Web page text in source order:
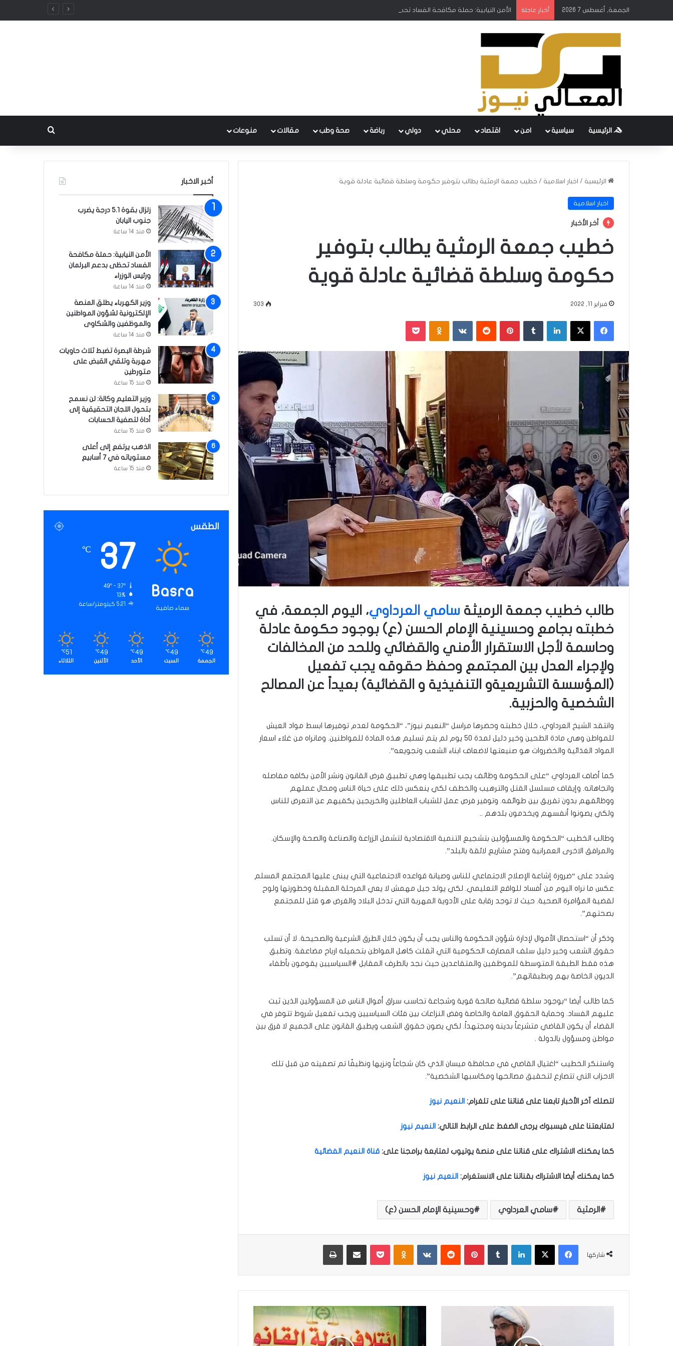
الجمعة, أغسطس 7 2026 أخبار عاجلة الأمن النيابية: حملة مكافحة الفساد تحظى بدعم البرلمان ورئيس الوزراء
الرئيسية سياسية امن اقتصاد محلي دولي رباضة صحة وطب مقالات منوعات
الرئيسية / اخبار اسلامية / خطيب جمعة الرمثية يطالب بتوفير حكومة وسلطة قضائية عادلة قوية
اخبار اسلامية
أخر الأخبار
خطيب جمعة الرمثية يطالب بتوفير
حكومة وسلطة قضائية عادلة قوية
فبراير 11, 2022 303
فيسبوك ‫X لينكدإن بينتيريست ‏VKontakte
طالب خطيب جمعة الرميثة سامي العرداوي، اليوم الجمعة، في
خطبته بجامع وحسينية الإمام الحسن (ع) بوجود حكومة عادلة
وحاسمة لأجل الاستقرار الأمني والقضائي وللحد من المخالفات
ولإجراء العدل بين المجتمع وحفظ حقوقه يجب تفعيل
(المؤسسة التشريعيةو التنفيذية و القضائية) بعيداً عن المصالح
الشخصية والحزبية.
وانتقد الشيخ العرداوي، خلال خطبته وحضرها مراسل “النعيم نيوز”، “الحكومة لعدم توفيرها ابسط مواد العيش
للمواطن وهي مادة الطحين وخير دليل لمدة ٥٠ يوم لم يتم تسليم هذه المادة للمواطنين. ومانراه من غلاء اسعار
المواد الغذائية والخضروات هو صنيعتها لاضعاف ابناء الشعب وتجويعه”.
كما أضاف العرداوي “على الحكومة وظائف يجب تطبيقها وهي تطبيق فرض القانون ونشر الأمن بكافه مفاصله
واتجاهاته. وإيقاف مسلسل القتل والترهيب والخطف لكي ينعكس ذلك على حياة الناس ومحال عملهم
ووظائفهم بدون تفريق بين طوائفه. وتوفير فرص عمل للشباب العاطلين والخريجين يكفيهم عن التعرض للناس
ولكي يصونوا أنفسهم ويخدمون بلدهم ..
وطالب الخطيب “الحكومة والمسؤولين بتشجيع التنمية الاقتصادية لتشمل الزراعة والصناعة والصحة والإسكان.
والمرافق الاخرى العمرانية وفتح مشاريع لائقة بالبلد”.
وشدد على “ضرورة إشاعة الإصلاح الاجتماعي للناس وصيانة قواعده الاجتماعية التي يبنى عليها المجتمع المسلم
عكس ما نراه اليوم من أفساد للواقع التعليمي. لكي يولد جيل مهمش لا يعي المرحلة المقبلة وخطورتها ولوح
لقضية المؤامرة الصحية. حيث لا توجد رقابة على الأدوية المهربة التي تدخل البلاد والغرض هو قتل للمجتمع
بصحتهم”.
وذكر أن “استحصال الأموال لإدارة شؤون الحكومة والناس يجب أن يكون خلال الطرق الشرعية والصحيحة. لا أن تسلب
حقوق الشعب وخير دليل سلف المصارف الحكومية التي اثقلت كاهل المواطن بتحميله ارباح مضاعفة. وتطبق
هذه فقط الطبقة المتوسطة للموظفين والمتقاعدين حيث نجد بالطرف المقابل #السياسيين يقومون بأطفاء
الديون الخاصة بهم وبطبقاتهم”.
كما طالب أيضا “بوجود سلطة قضائية صالحة قوية وشجاعة تحاسب سراق أموال الناس من المسؤولين الذين ثبت
عليهم الفساد. وحماية الحقوق العامة والخاصة وفض النزاعات بين فئات السياسيين ويجب تفعيل شروط تتوفر في
القضاء أن يكون القاضي متشرعاً بدينه ومجتهداً. لكي يصون حقوق الشعب ويطبق القانون على الجميع لا فرق بين
مواطن ومسؤول بالدولة .
واستنكر الخطيب “اغتيال القاضي في محافظة ميسان الذي كان شجاعاً ونزيها ونظيفًا تم تصفيته من قبل تلك
الاحزاب التي تتصارع لتحقيق مصالحها ومكاسبها الشخصية”.
لتصلك آخر الأخبار تابعنا على قناتنا على تلغرام: النعيم نيوز
لمتابعتنا على فيسبوك يرجى الضغط على الرابط التالي: النعيم نيوز
كما يمكنك الاشتراك على قناتنا على منصة يوتيوب لمتابعة برامجنا على: قناة النعيم الفضائية
كما يمكنك أيضا الاشتراك بقناتنا على الانستغرام: النعيم نيوز
الرمثية سامي العرداوي وحسينية الإمام الحسن (ع)
شاركها
فيسبوك ‫X لينكدإن بينتيريست ‏VKontakte
أخبر الاخبار
زلزال بقوة 5.1 درجة يضرب
جنوب اليابان
منذ 14 ساعة
الأمن النيابية: حملة مكافحة
الفساد تحظى بدعم البرلمان
ورئيس الوزراء
منذ 14 ساعة
وزير الكهرباء يطلق المنصة
الإلكترونية لشؤون المواطنين
والموظفين والشكاوى
منذ 14 ساعة
شرطة البصرة تضبط ثلاث حاويات
مهربة وتلقي القبض على
متورطين
منذ 15 ساعة
وزير التعليم وكالة: لن نسمح
بتحول اللجان التحقيقية إلى
أداة لتصفية الحسابات
منذ 15 ساعة
الذهب يرتفع إلى أعلى
مستوياته في 7 أسابيع
منذ 15 ساعة
الطقس
Basra
سماء صافية
37
℃
49º - 37º
13%
5.21 كيلومتر/ساعة
49
℃
الجمعة
49
℃
السبت
49
℃
الأحد
49
℃
الأثنين
51
℃
الثلاثاء